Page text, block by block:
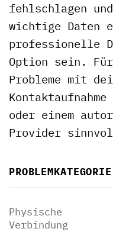
fehlschlagen
wichtige Daten
professionelle
Option sein.
Probleme mit
oder einem
Provider
PROBLEMKATEGORIE
Physische
Verbindung